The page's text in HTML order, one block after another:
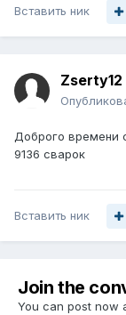
Вставить ник
Zserty12
Доброго времени
9136 сварок
Вставить ник
Join the
You can post now